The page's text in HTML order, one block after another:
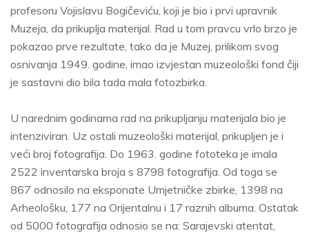
profesoru Vojislavu Bogičeviću, koji je bio i prvi upravnik
Muzeja, da prikuplja materijal. Rad u tom pravcu vrlo brzo je
pokazao prve rezultate, tako da je Muzej, prilikom svog
osnivanja 1949. godine, imao izvjestan muzeološki fond čiji
je sastavni dio bila tada mala fotozbirka.
U narednim godinama rad na prikupljanju materijala bio je
intenziviran. Uz ostali muzeološki materijal, prikupljen je i
veći broj fotografija. Do 1963. godine fototeka je imala
2522 inventarska broja s 8798 fotografija. Od toga se
867 odnosilo na eksponate Umjetničke zbirke, 1398 na
Arheološku, 177 na Orijentalnu i 17 raznih albuma. Ostatak
od 5000 fotografija odnosio se na: Sarajevski atentat,